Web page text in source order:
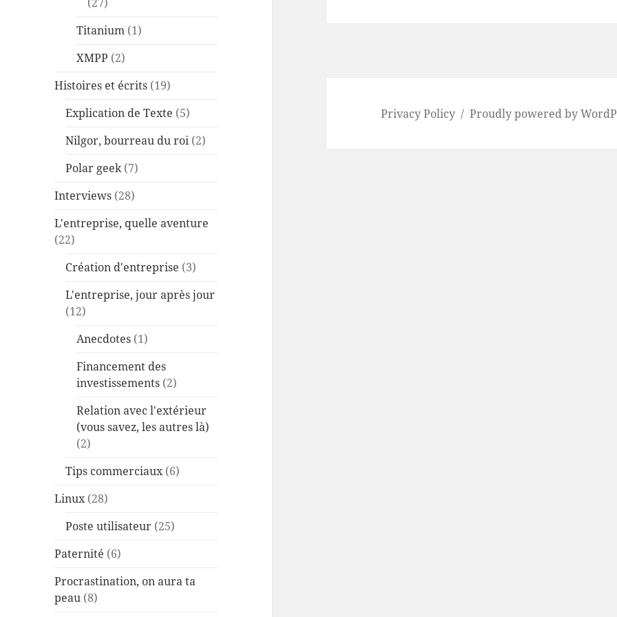
Titanium (1)
XMPP (2)
Histoires et écrits (19)
Explication de Texte (5)
Nilgor, bourreau du roi (2)
Polar geek(7)
Interviews (28)
L'entreprise, quelle aventure
(22)
Création d'entreprise (3)
L'entreprise, jour après jour
(12)
Anecdotes (1)
Financement des
investissements (2)
Relation avec l'extérieur
(vous savez, les autres là)
(2)
Tips commerciaux(6)
Linux(28)
Poste utilisateur (25)
Paternité (6)
Procrastination, on aura ta
peau (8)
Privacy Policy Proudly powered by